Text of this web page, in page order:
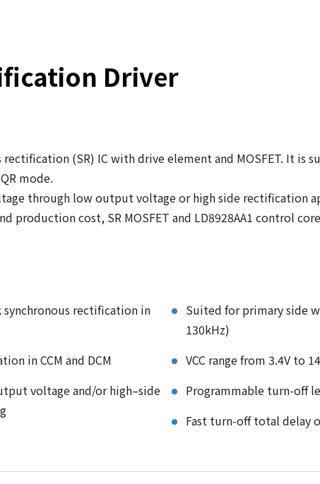
Driver
rectification (SR) IC with drive element and MOSFET. It is
mode.
through low output voltage or high side rectification
production cost, SR MOSFET and LD8928AA1 control
rectification in
in CCM and DCM
voltage and/or high–side
Suited for primary side
130kHz)
VCC range from 3.4V to
Programmable turn-off
Fast turn-off total delay